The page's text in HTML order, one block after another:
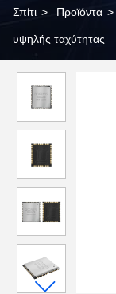
Σπίτι > Προϊόντα >
υψηλής ταχύτητας